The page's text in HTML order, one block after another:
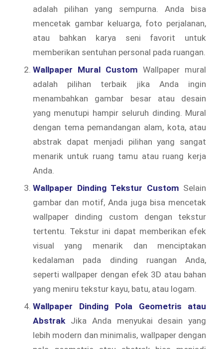
adalah pilihan yang sempurna. Anda bisa
mencetak gambar keluarga, foto perjalanan,
atau bahkan karya seni favorit untuk
memberikan sentuhan personal pada ruangan.
Wallpaper Mural Custom Wallpaper mural
adalah pilihan terbaik jika Anda ingin
menambahkan gambar besar atau desain
yang menutupi hampir seluruh dinding. Mural
dengan tema pemandangan alam, kota, atau
abstrak dapat menjadi pilihan yang sangat
menarik untuk ruang tamu atau ruang kerja
Anda.
Wallpaper Dinding Tekstur Custom Selain
gambar dan motif, Anda juga bisa mencetak
wallpaper dinding custom dengan tekstur
tertentu. Tekstur ini dapat memberikan efek
visual yang menarik dan menciptakan
kedalaman pada dinding ruangan Anda,
seperti wallpaper dengan efek 3D atau bahan
yang meniru tekstur kayu, batu, atau logam.
Wallpaper Dinding Pola Geometris atau
AbstrakJika Anda menyukai desain yang
lebih modern dan minimalis, wallpaper dengan